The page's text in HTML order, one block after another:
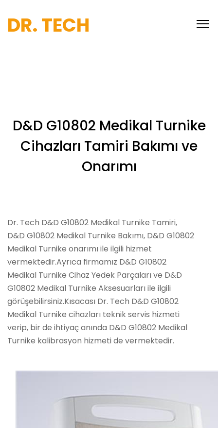
DR. TECH
D&D G10802 Medikal Turnike
Cihazları Tamiri Bakımı ve
Onarımı
Dr. Tech D&D G10802 Medikal Turnike Tamiri,
D&D G10802 Medikal Turnike Bakımı, D&D G10802
Medikal Turnike onarımı ile ilgili hizmet
vermektedir.Ayrıca firmamız D&D G10802
Medikal Turnike Cihaz Yedek Parçaları ve D&D
G10802 Medikal Turnike Aksesuarları ile ilgili
görüşebilirsiniz.Kısacası Dr. Tech D&D G10802
Medikal Turnike cihazları teknik servis hizmeti
verip, bir de ihtiyaç anında D&D G10802 Medikal
Turnike kalibrasyon hizmeti de vermektedir.